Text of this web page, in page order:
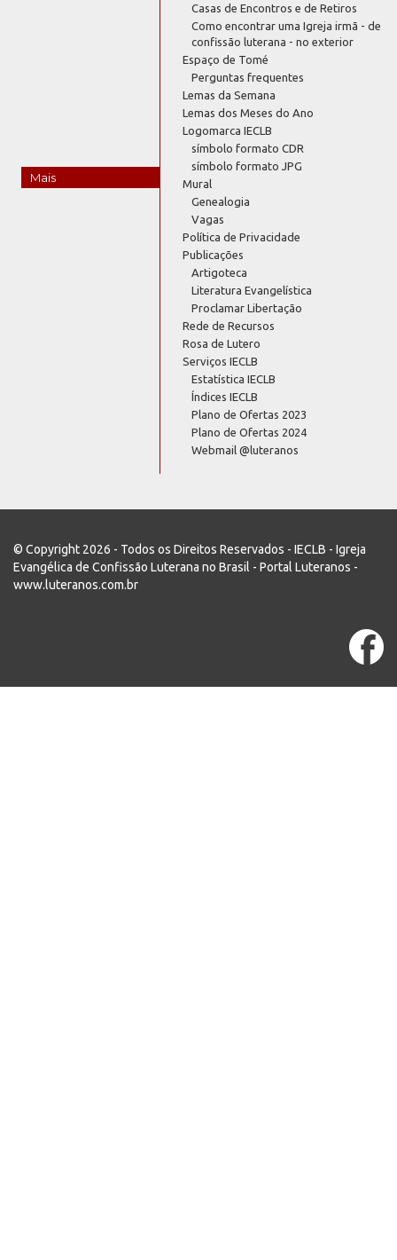
Mais
Casas de Encontros e de Retiros
Como encontrar uma Igreja irmã - de
confissão luterana - no exterior
Espaço de Tomé
Perguntas frequentes
Lemas da Semana
Lemas dos Meses do Ano
Logomarca IECLB
símbolo formato CDR
símbolo formato JPG
Mural
Genealogia
Vagas
Política de Privacidade
Publicações
Artigoteca
Literatura Evangelística
Proclamar Libertação
Rede de Recursos
Rosa de Lutero
Serviços IECLB
Estatística IECLB
Índices IECLB
Plano de Ofertas 2023
Plano de Ofertas 2024
Webmail @luteranos
© Copyright 2026 - Todos os Direitos Reservados - IECLB - Igreja
Evangélica de Confissão Luterana no Brasil - Portal Luteranos -
www.luteranos.com.br